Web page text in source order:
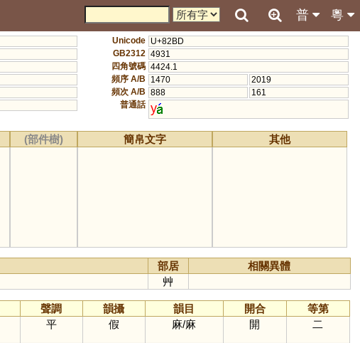
粵
普
Unicode U+82BD
GB2312 4931
四角號碼 4424.1
頻序 A/B
1470
2019
頻次 A/B 888
161
普通話 y
(部件樹) 簡帛文字 其他
部居
相關異體
艸
聲調 韻攝 韻目 開合
等第
平 假 麻/麻 開 二